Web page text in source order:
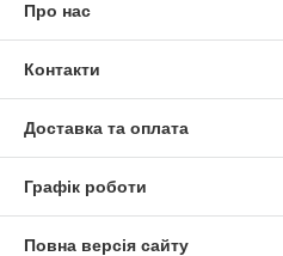
Про нас
Контакти
Доставка та оплата
Графік роботи
Повна версія сайту